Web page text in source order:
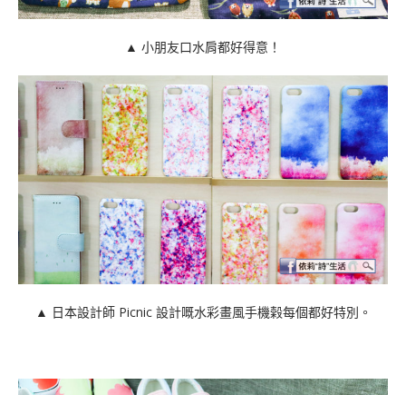
▲ 小朋友口水肩都好得意！
▲ 日本設計師 Picnic 設計嘅水彩畫風手機榖每個都好特別。